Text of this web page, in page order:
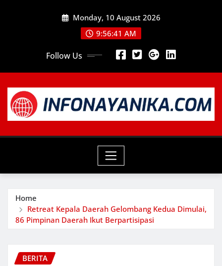
Monday, 10 August 2026
9:56:43 AM
Follow Us
Home
Retreat Kepala Daerah Gelombang Kedua Dimulai,
86 Pimpinan Daerah Ikut Berpartisipasi
BERITA